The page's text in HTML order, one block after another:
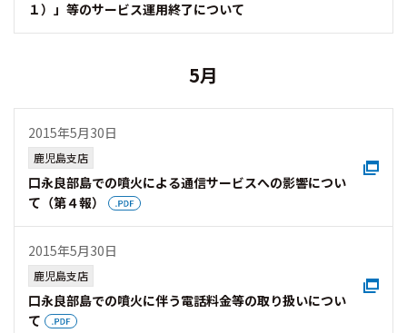
１）」等のサービス運用終了について
5月
2015年5月30日
鹿児島支店
口永良部島での噴火による通信サービスへの影響につい
て（第４報）
2015年5月30日
鹿児島支店
口永良部島での噴火に伴う電話料金等の取り扱いについ
て